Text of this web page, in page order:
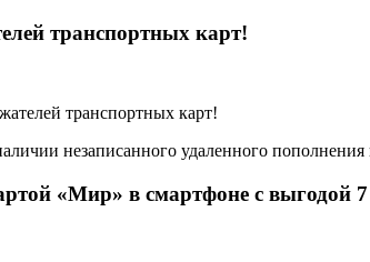
транспортных карт!
незаписанного удаленного
«Мир» в смартфоне с выгодой